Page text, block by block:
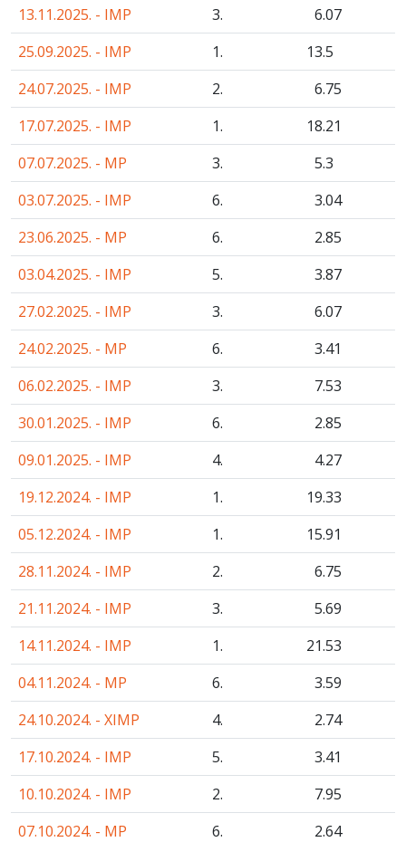
13.11.2025. - IMP
3. 6.07
25.09.2025. - IMP
1. 13.5
24.07.2025. - IMP
2. 6.75
17.07.2025. - IMP
1. 18.21
07.07.2025. - MP
3. 5.3
03.07.2025. - IMP
6. 3.04
23.06.2025. - MP
6. 2.85
03.04.2025. - IMP
5. 3.87
27.02.2025. - IMP
3. 6.07
24.02.2025. - MP
6. 3.41
06.02.2025. - IMP
3. 7.53
30.01.2025. - IMP
6. 2.85
09.01.2025. - IMP
4. 4.27
19.12.2024. - IMP
1. 19.33
05.12.2024. - IMP
1. 15.91
28.11.2024. - IMP
2. 6.75
21.11.2024. - IMP
3. 5.69
14.11.2024. - IMP
1. 21.53
04.11.2024. - MP
6. 3.59
24.10.2024. - XIMP
4. 2.74
17.10.2024. - IMP
5. 3.41
10.10.2024. - IMP
2. 7.95
07.10.2024. - MP
6. 2.64